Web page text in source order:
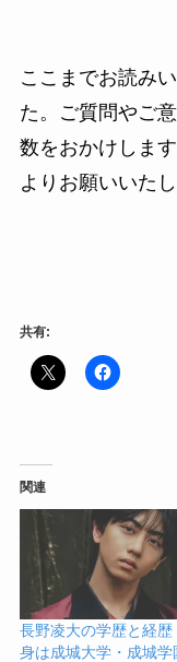
ここまでお読み
た。ご質問やご
数をおかけしま
よりお願いいたし
共有:
関連
長野凌大の学歴と経歴
身は成城大学・成城学